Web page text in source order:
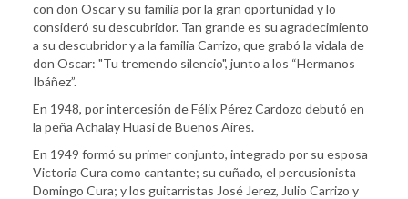
con don Oscar y su familia por la gran oportunidad y lo
consideró su descubridor. Tan grande es su agradecimiento
a su descubridor y a la familia Carrizo, que grabó la vidala de
don Oscar: "Tu tremendo silencio", junto a los “Hermanos
Ibáñez”.
En 1948, por intercesión de Félix Pérez Cardozo debutó en
la peña Achalay Huasi de Buenos Aires.
En 1949 formó su primer conjunto, integrado por su esposa
Victoria Cura como cantante; su cuñado, el percusionista
Domingo Cura; y los guitarristas José Jerez, Julio Carrizo y